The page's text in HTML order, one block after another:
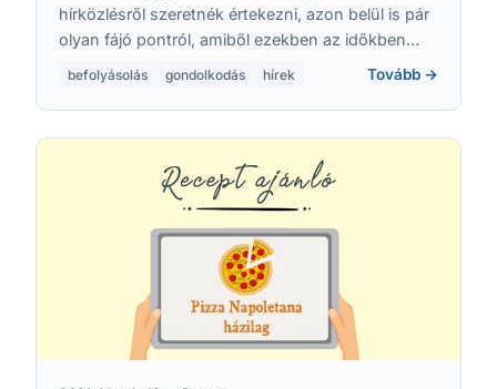
hírközlésről szeretnék értekezni, azon belül is pár
olyan fájó pontról, amiből ezekben az időkben
egyre többet kezdek látni, és ez elszomorít.
befolyásolás gondolkodás hírek Tovább →